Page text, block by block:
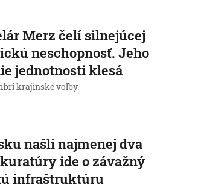
Merz čelí silnejúcej
neschopnosť. Jeho
jednotnosti klesá
krajinské voľby.
našli najmenej dva
ide o závažný
infraštruktúru